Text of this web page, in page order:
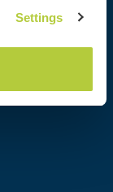
Settings